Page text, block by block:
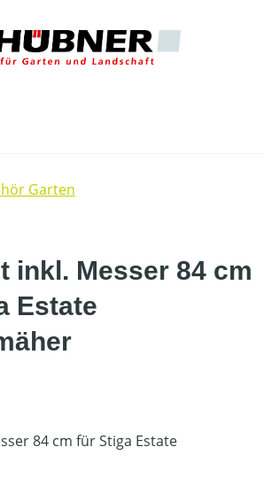
Garten
inkl. Messer 84 cm
Estate